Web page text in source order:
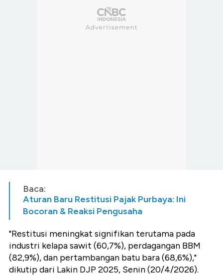
Baca:
Aturan Baru Restitusi Pajak Purbaya: Ini
Bocoran & Reaksi Pengusaha
"Restitusi meningkat signifikan terutama pada
industri kelapa sawit (60,7%), perdagangan BBM
(82,9%), dan pertambangan batu bara (68,6%),"
dikutip dari Lakin DJP 2025, Senin (20/4/2026).